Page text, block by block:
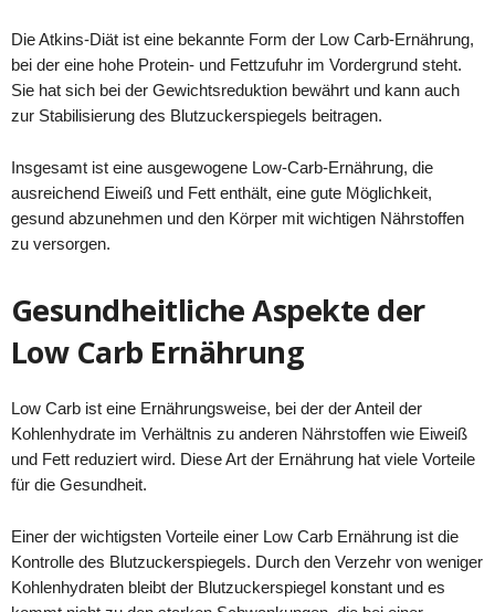
Die Atkins-Diät ist eine bekannte Form der Low Carb-Ernährung,
bei der eine hohe Protein- und Fettzufuhr im Vordergrund steht.
Sie hat sich bei der Gewichtsreduktion bewährt und kann auch
zur Stabilisierung des Blutzuckerspiegels beitragen.
Insgesamt ist eine ausgewogene Low-Carb-Ernährung, die
ausreichend Eiweiß und Fett enthält, eine gute Möglichkeit,
gesund abzunehmen und den Körper mit wichtigen Nährstoffen
zu versorgen.
Gesundheitliche Aspekte der
Low Carb Ernährung
Low Carb ist eine Ernährungsweise, bei der der Anteil der
Kohlenhydrate im Verhältnis zu anderen Nährstoffen wie Eiweiß
und Fett reduziert wird. Diese Art der Ernährung hat viele Vorteile
für die Gesundheit.
Einer der wichtigsten Vorteile einer Low Carb Ernährung ist die
Kontrolle des Blutzuckerspiegels. Durch den Verzehr von weniger
Kohlenhydraten bleibt der Blutzuckerspiegel konstant und es